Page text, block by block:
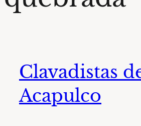
Clavadistas
Acapulco